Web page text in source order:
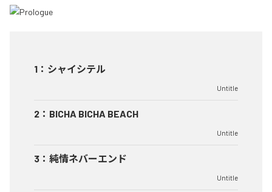
1 ： シャイシテル
Untitle
2 ： BICHA BICHA BEACH
Untitle
3 ： 純情ネバーエンド
Untitle